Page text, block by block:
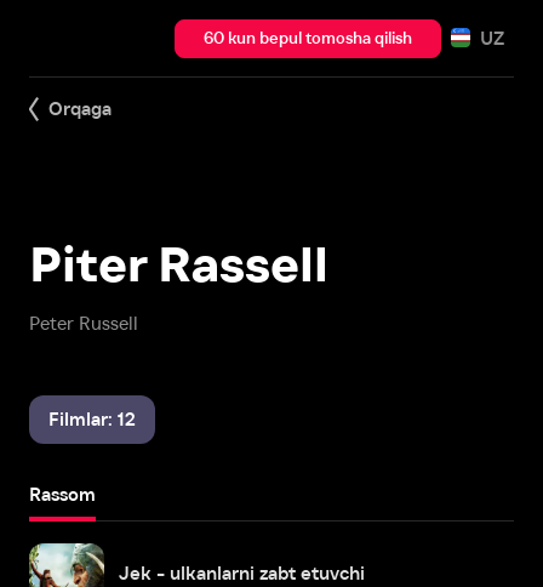
60 kun bepul tomosha qilish UZ
Orqaga
Peter Russell
Piter Rassell
Filmlar: 12
Rassom
Jek - ulkanlarni zabt etuvchi